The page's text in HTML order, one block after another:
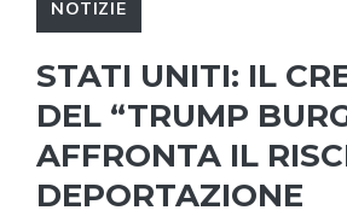
NOTIZIE
STATI UNITI: IL
DEL “TRUMP
AFFRONTA IL
DEPORTAZIONE